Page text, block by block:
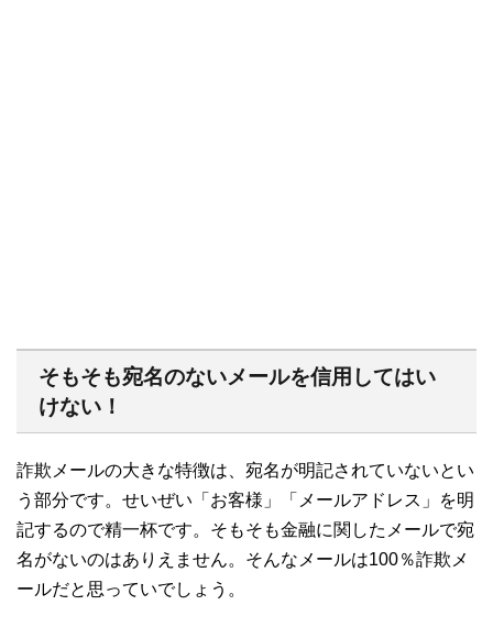
そもそも宛名のないメールを信用してはい
けない！
詐欺メールの大きな特徴は、宛名が明記されていないとい
う部分です。せいぜい「お客様」「メールアドレス」を明
記するので精一杯です。そもそも金融に関したメールで宛
名がないのはありえません。そんなメールは100％詐欺メ
ールだと思っていでしょう。